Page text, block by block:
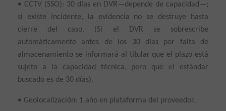
• CCTV (SSO): 30 días en DVR—depende de capacidad—;
si existe incidente, la evidencia no se destruye hasta
cierre del caso. (Si el DVR se sobrescribe
automáticamente antes de los 30 días por falta de
almacenamiento se informará al titular que el plazo está
sujeto a la capacidad técnica, pero que el estándar
buscado es de 30 días).
• Geolocalización: 1 año en plataforma del proveedor.